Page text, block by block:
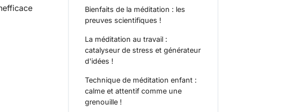
Bienfaits de la méditation : les
preuves scientifiques !
La méditation au travail :
catalyseur de stress et générateur
d'idées !
Technique de méditation enfant :
calme et attentif comme une
grenouille !